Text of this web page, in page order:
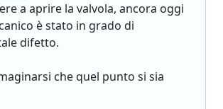
a aprire la valvola, ancora oggi
è stato in grado di
difetto.
che quel punto si sia